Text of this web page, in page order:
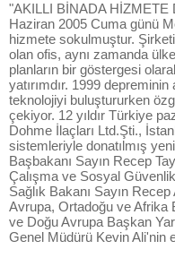
"AKILLI BİNADA HİZMETE
Haziran 2005 Cuma günü
hizmete sokulmuştur.
olan ofis, aynı zamanda
planların bir göstergesi
yatırımdır. 1999
teknolojiyi buluştururken
çekiyor. 12 yıldır Türkiye
Dohme İlaçları Ltd.Şti.,
sistemleriyle donatılmış yeni
Başbakanı Sayın Recep
Çalışma ve Sosyal
Sağlık Bakanı Sayın
Avrupa, Ortadoğu ve Afrika
ve Doğu Avrupa Başkan
Genel Müdürü Kevin Ali'nin